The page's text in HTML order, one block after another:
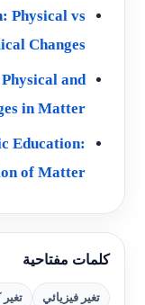
Physical vs
Changes
and
in Matter
Education:
of Matter
كلمات مفتاحية
تغير فيزيائي تغير